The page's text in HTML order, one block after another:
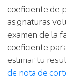
coeficiente de
asignaturas
examen de la
coeficiente
estimar tu
de nota de